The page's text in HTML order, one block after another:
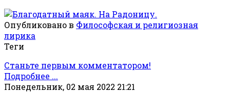
Опубликовано в Философская и религиозная
лирика
Теги
Станьте первым комментатором!
Подробнее ...
Понедельник, 02 мая 2022 21:21